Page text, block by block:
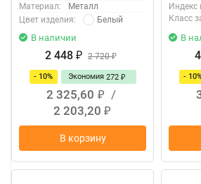
Материал:
Металл
Цвет изделия:
Белый
В наличии
2 448 ₽ 2 720₽
- 10% Экономия 272 ₽
2 325,60 ₽
/
2 203,20 ₽
В корзину
Индекс
Класс
В
-